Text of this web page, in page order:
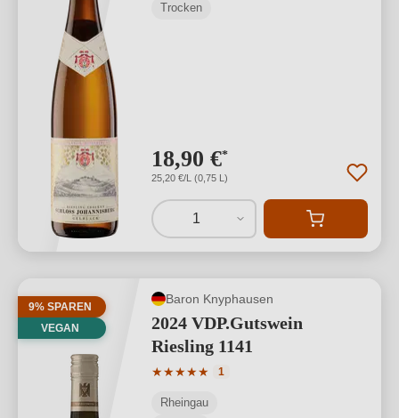
Trocken
18,90 €*
25,20 €/L (0,75 L)
1
9% SPAREN
VEGAN
Baron Knyphausen
2024 VDP.Gutswein
Riesling 1141
★★★★★
Durchschnittliche Bewertung von 5
1
Rheingau